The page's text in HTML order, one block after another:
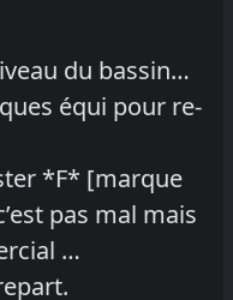
du bassin…
équi pour re-
*F* [marque
pas mal mais
…